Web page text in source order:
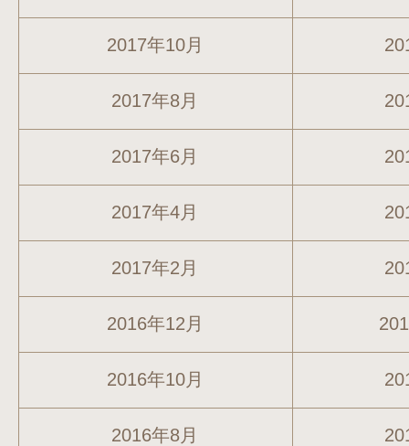
2017年10月
2017年8月
2017年6月
2017年4月
2017年2月
2016年12月
2016年10月
2016年8月